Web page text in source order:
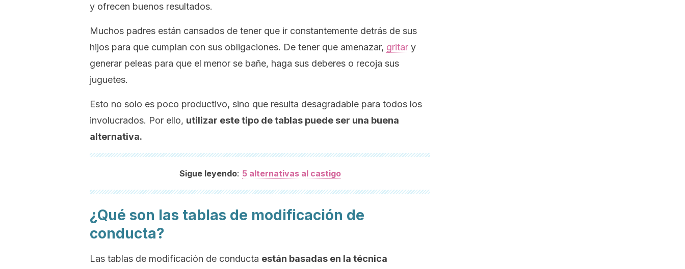
y ofrecen buenos resultados.
Muchos padres están cansados de tener que ir constantemente detrás de sus
hijos para que cumplan con sus obligaciones. De tener que amenazar, gritar y
generar peleas para que el menor se bañe, haga sus deberes o recoja sus
juguetes.
Esto no solo es poco productivo, sino que resulta desagradable para todos los
involucrados. Por ello, utilizar este tipo de tablas puede ser una buena
alternativa.
Sigue leyendo: 5 alternativas al castigo
¿Qué son las tablas de modificación de
conducta?
Las tablas de modificación de conducta están basadas en la técnica